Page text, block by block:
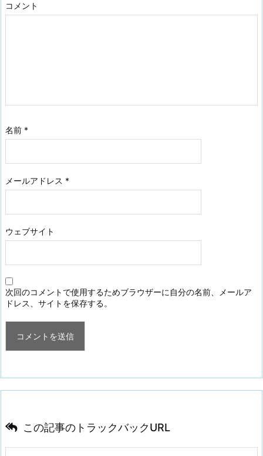
コメント
名前 *
メールアドレス *
ウェブサイト
次回のコメントで使用するためブラウザーに自分の名前、メールア
ドレス、サイトを保存する。
この記事のトラックバックURL